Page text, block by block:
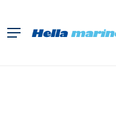
springen
Menü